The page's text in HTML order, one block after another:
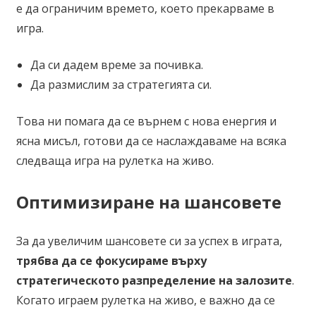
е да ограничим времето, което прекарваме в
игра.
Да си дадем време за почивка.
Да размислим за стратегията си.
Това ни помага да се върнем с нова енергия и
ясна мисъл, готови да се наслаждаваме на всяка
следваща игра на рулетка на живо.
Оптимизиране на шансовете
За да увеличим шансовете си за успех в играта,
трябва да се фокусираме върху
стратегическото разпределение на залозите.
Когато играем рулетка на живо, е важно да се